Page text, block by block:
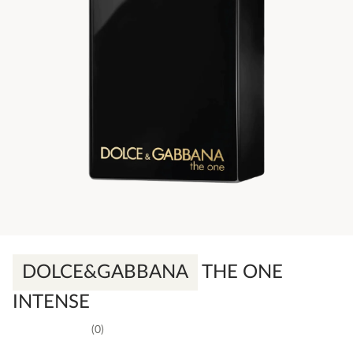
DOLCE&GABBANA
THE ONE
INTENSE
0